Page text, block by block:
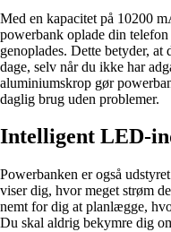
Med en kapacitet på 10200
powerbank oplade din
genoplades. Dette betyder,
dage, selv når du ikke har
aluminiumskrop gør
daglig brug uden problemer.
Intelligent LED-
Powerbanken er også
viser dig, hvor meget strøm
nemt for dig at planlægge,
Du skal aldrig bekymre dig